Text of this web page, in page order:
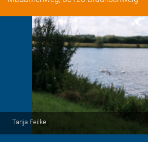
Tanja Feilke